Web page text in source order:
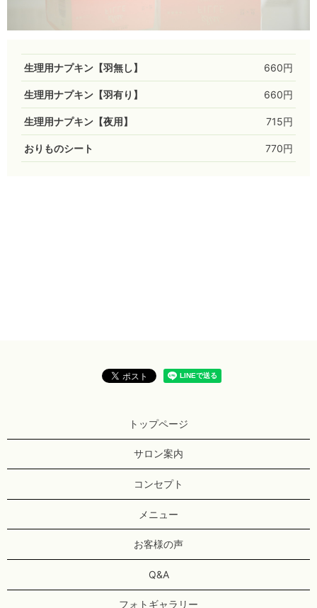
生理用ナプキン【羽無し】 660円
生理用ナプキン【羽有り】 660円
生理用ナプキン【夜用】 715円
おりものシート 770円
トップページ
サロン案内
コンセプト
メニュー
お客様の声
Q&A
フォトギャラリー